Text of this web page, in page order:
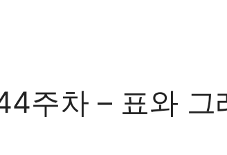
주차 – 표와 그